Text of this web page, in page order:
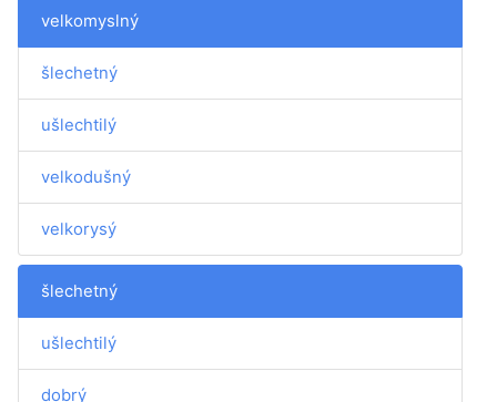
velkomyslný
šlechetný
ušlechtilý
velkodušný
velkorysý
šlechetný
ušlechtilý
dobrý